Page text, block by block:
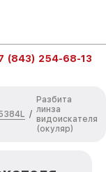
(843) 254-68-13
/
Разбита
линза
видоискателя
(окуляр)